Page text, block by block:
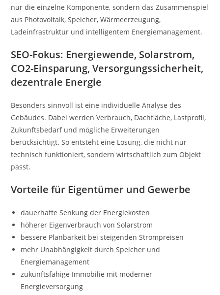
nur die einzelne Komponente, sondern das Zusammenspiel
aus Photovoltaik, Speicher, Wärmeerzeugung,
Ladeinfrastruktur und intelligentem Energiemanagement.
SEO-Fokus: Energiewende, Solarstrom,
CO2-Einsparung, Versorgungssicherheit,
dezentrale Energie
Besonders sinnvoll ist eine individuelle Analyse des
Gebäudes. Dabei werden Verbrauch, Dachfläche, Lastprofil,
Zukunftsbedarf und mögliche Erweiterungen
berücksichtigt. So entsteht eine Lösung, die nicht nur
technisch funktioniert, sondern wirtschaftlich zum Objekt
passt.
Vorteile für Eigentümer und Gewerbe
dauerhafte Senkung der Energiekosten
höherer Eigenverbrauch von Solarstrom
bessere Planbarkeit bei steigenden Strompreisen
mehr Unabhängigkeit durch Speicher und
Energiemanagement
zukunftsfähige Immobilie mit moderner
Energieversorgung